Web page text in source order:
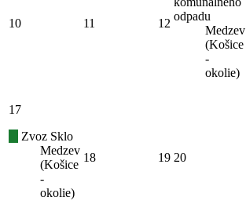
10 11 12
odpadu
Medzev
(Košice
-
okolie)
17
Zvoz Sklo
Medzev
(Košice
-
okolie)
18 19 20